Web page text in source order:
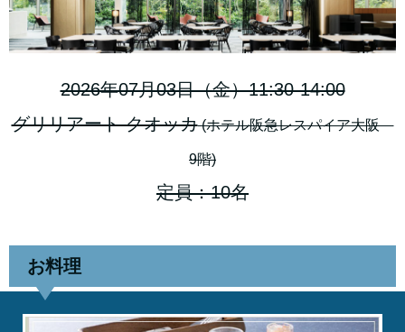
2026年07月03日（金）11:30-14:00
グリリアート クオッカ(ホテル阪急レスパイア大阪
9階)
定員：10名
お料理